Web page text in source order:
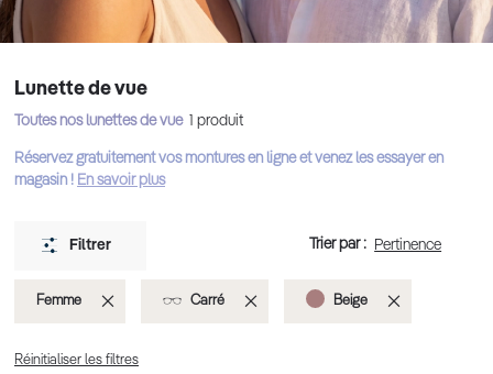
Lunette de vue
Toutes nos lunettes de vue 1 produit
Réservez gratuitement vos montures en ligne et venez les essayer en
magasin ! En savoir plus
Filtrer Trier par :
Femme Supprimer Carré Supprimer Beige
Réinitialiser les filtres